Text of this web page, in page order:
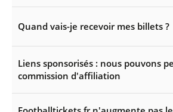
Quand vais-je recevoir mes billets ?
Liens sponsorisés : nous pouvons
commission d'affiliation